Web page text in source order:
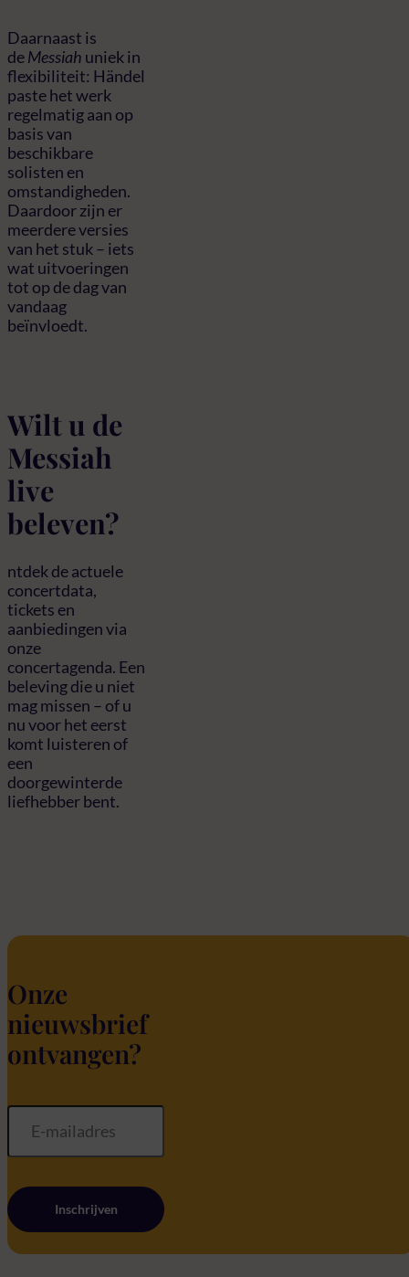
Daarnaast is
deMessiah uniek in
flexibiliteit: Händel
paste het werk
regelmatig aan op
basis van
beschikbare
solisten en
omstandigheden.
Daardoor zijn er
meerdere versies
van het stuk – iets
wat uitvoeringen
tot op de dag van
vandaag
beïnvloedt.
Wilt u de
Messiah
live
beleven?
ntdek de actuele
concertdata,
tickets en
aanbiedingen via
onze
concertagenda. Een
beleving die u niet
mag missen – of u
nu voor het eerst
komt luisteren of
een
doorgewinterde
liefhebber bent.
Onze
nieuwsbrief
ontvangen?
Inschrijven